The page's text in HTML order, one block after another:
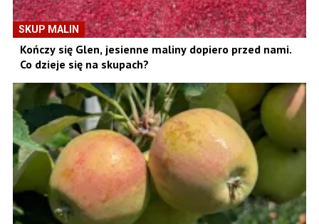
SKUP MALIN
Kończy się Glen, jesienne maliny dopiero przed nami.
Co dzieje się na skupach?